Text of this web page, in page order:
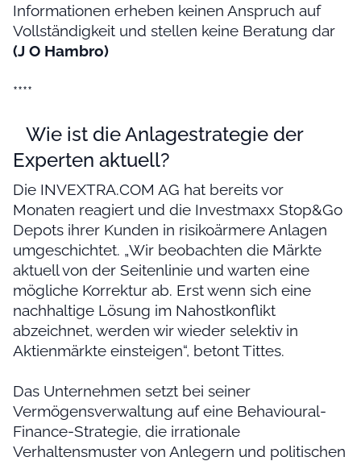
Informationen erheben keinen Anspruch auf
Vollständigkeit und stellen keine Beratung dar
(J O Hambro)
****
Wie ist die Anlagestrategie der
Experten aktuell?
Die INVEXTRA.COM AG hat bereits vor
Monaten reagiert und die Investmaxx Stop&Go
Depots ihrer Kunden in risikoärmere Anlagen
umgeschichtet. „Wir beobachten die Märkte
aktuell von der Seitenlinie und warten eine
mögliche Korrektur ab. Erst wenn sich eine
nachhaltige Lösung im Nahostkonflikt
abzeichnet, werden wir wieder selektiv in
Aktienmärkte einsteigen“, betont Tittes.
Das Unternehmen setzt bei seiner
Vermögensverwaltung auf eine Behavioural-
Finance-Strategie, die irrationale
Verhaltensmuster von Anlegern und politischen